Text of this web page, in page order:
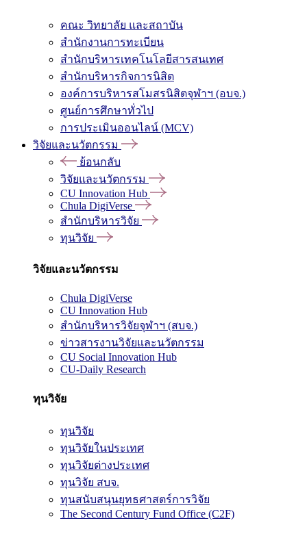
คณะ วิทยาลัย และสถาบัน
สำนักงานการทะเบียน
สำนักบริหารเทคโนโลยีสารสนเทศ
สำนักบริหารกิจการนิสิต
องค์การบริหารสโมสรนิสิตจุฬาฯ (อบจ.)
ศูนย์การศึกษาทั่วไป
การประเมินออนไลน์ (MCV)
วิจัยและนวัตกรรม
ย้อนกลับ
วิจัยและนวัตกรรม
CU Innovation Hub
Chula DigiVerse
สำนักบริหารวิจัย
ทุนวิจัย
วิจัยและนวัตกรรม
Chula DigiVerse
CU Innovation Hub
สำนักบริหารวิจัยจุฬาฯ (สบจ.)
ข่าวสารงานวิจัยและนวัตกรรม
CU Social Innovation Hub
CU-Daily Research
ทุนวิจัย
ทุนวิจัย
ทุนวิจัยในประเทศ
ทุนวิจัยต่างประเทศ
ทุนวิจัย สบจ.
ทุนสนับสนุนยุทธศาสตร์การวิจัย
The Second Century Fund Office (C2F)